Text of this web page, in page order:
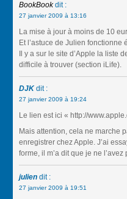
BookBook dit :
27 janvier 2009 à 13:16
La mise à jour à moins de 10
Et l’astuce de Julien
Il y a sur le site d’Apple la liste
difficile à trouver (section iLife).
DJK dit :
27 janvier 2009 à 19:24
Le lien est ici « http://
Mais attention, cela ne marche
enregistrer chez Apple. J’ai
forme, il m’a dit que je ne
julien dit :
27 janvier 2009 à 19:51